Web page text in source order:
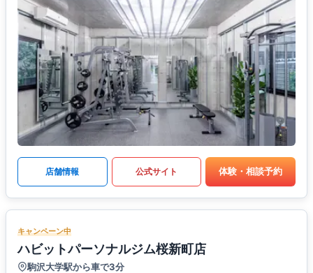
店舗情報 公式サイト 体験・相談予約
キャンペーン中
ハビットパーソナルジム桜新町店
駒沢大学駅から車で3分